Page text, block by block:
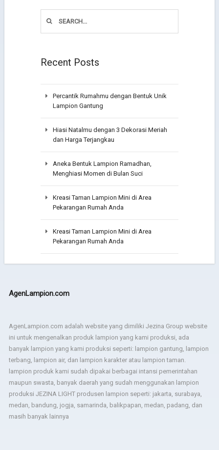
Recent Posts
Percantik Rumahmu dengan Bentuk Unik
Lampion Gantung
Hiasi Natalmu dengan 3 Dekorasi Meriah
dan Harga Terjangkau
Aneka Bentuk Lampion Ramadhan,
Menghiasi Momen di Bulan Suci
Kreasi Taman Lampion Mini di Area
Pekarangan Rumah Anda
Kreasi Taman Lampion Mini di Area
Pekarangan Rumah Anda
AgenLampion.com
AgenLampion.com adalah website yang dimiliki Jezina Group website
ini untuk mengenalkan produk lampion yang kami produksi, ada
banyak lampion yang kami produksi seperti: lampion gantung, lampion
terbang, lampion air, dan lampion karakter atau lampion taman.
lampion produk kami sudah dipakai berbagai intansi pemerintahan
maupun swasta, banyak daerah yang sudah menggunakan lampion
produksi JEZINA LIGHT produsen lampion seperti: jakarta, surabaya,
medan, bandung, jogja, samarinda, balikpapan, medan, padang, dan
masih banyak lainnya